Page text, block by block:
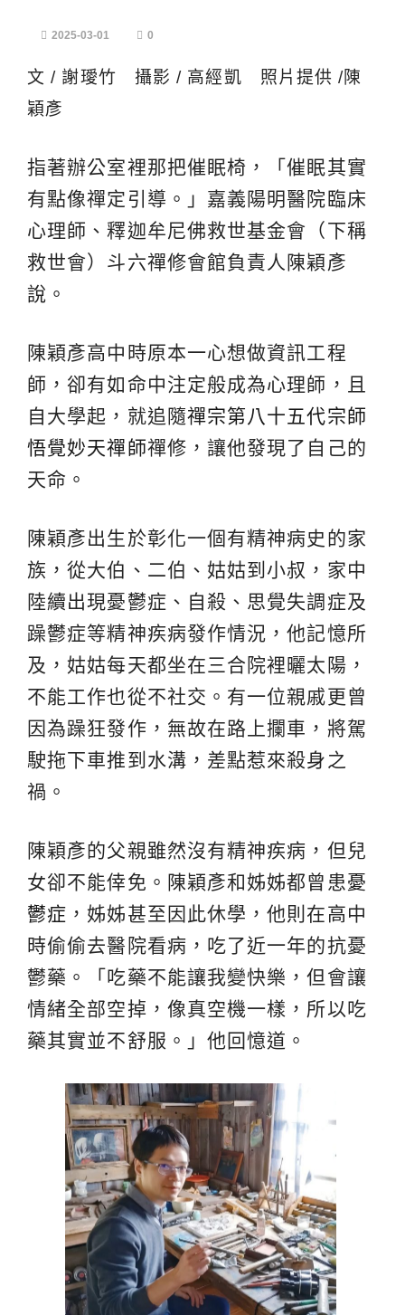
2025-03-01 0
文 / 謝璦竹 攝影 / 高經凱 照片提供 /陳
穎彥
指著辦公室裡那把催眠椅，「催眠其實
有點像禪定引導。」嘉義陽明醫院臨床
心理師、釋迦牟尼佛救世基金會（下稱
救世會）斗六禪修會館負責人陳穎彥
說。
陳穎彥高中時原本一心想做資訊工程
師，卻有如命中注定般成為心理師，且
自大學起，就追隨禪宗第八十五代宗師
悟覺妙天禪師禪修，讓他發現了自己的
天命。
陳穎彥出生於彰化一個有精神病史的家
族，從大伯、二伯、姑姑到小叔，家中
陸續出現憂鬱症、自殺、思覺失調症及
躁鬱症等精神疾病發作情況，他記憶所
及，姑姑每天都坐在三合院裡曬太陽，
不能工作也從不社交。有一位親戚更曾
因為躁狂發作，無故在路上攔車，將駕
駛拖下車推到水溝，差點惹來殺身之
禍。
陳穎彥的父親雖然沒有精神疾病，但兒
女卻不能倖免。陳穎彥和姊姊都曾患憂
鬱症 ，姊姊甚至因此休學，他則在高中
時偷偷去醫院看病，吃了近一年的抗憂
鬱藥。「吃藥不能讓我變快樂，但會讓
情緒全部空掉，像真空機一樣，所以吃
藥其實並不舒服。」他回憶道。